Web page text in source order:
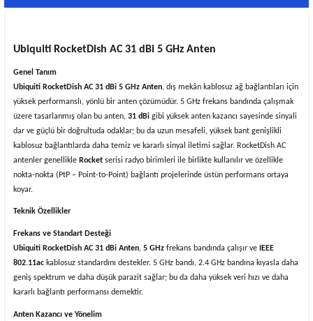
Ubiquiti RocketDish AC 31 dBi 5 GHz Anten
Genel Tanım
Ubiquiti RocketDish AC 31 dBi 5 GHz Anten, dış mekân kablosuz ağ bağlantıları için
yüksek performanslı, yönlü bir anten çözümüdür. 5 GHz frekans bandında çalışmak
üzere tasarlanmış olan bu anten, 31 dBi gibi yüksek anten kazancı sayesinde sinyali
dar ve güçlü bir doğrultuda odaklar; bu da uzun mesafeli, yüksek bant genişlikli
kablosuz bağlantılarda daha temiz ve kararlı sinyal iletimi sağlar. RocketDish AC
antenler genellikle Rocket serisi radyo birimleri ile birlikte kullanılır ve özellikle
nokta-nokta (PtP – Point-to-Point) bağlantı projelerinde üstün performans ortaya
koyar.
Teknik Özellikler
Frekans ve Standart Desteği
Ubiquiti RocketDish AC 31 dBi Anten, 5 GHz frekans bandında çalışır ve
IEEE
802.11ac kablosuz standardını destekler. 5 GHz bandı, 2.4 GHz bandına kıyasla daha
geniş spektrum ve daha düşük parazit sağlar; bu da daha yüksek veri hızı ve daha
kararlı bağlantı performansı demektir.
Anten Kazancı ve Yönelim